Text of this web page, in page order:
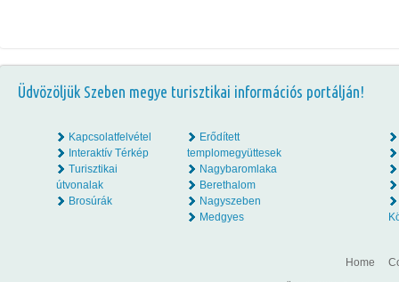
Üdvözöljük Szeben megye turisztikai információs portálján!
Kapcsolatfelvétel
Interaktív Térkép
Turisztikai
útvonalak
Brosúrák
Erődített
templomegyüttesek
Nagybaromlaka
Berethalom
Nagyszeben
Medgyes
Home